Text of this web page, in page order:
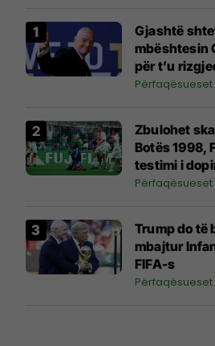
Gjashtë
mbështesin
për t’u
FIFA-s
Përfaqësueset
Zbulohet
Botës 1998,
testimi i
Përfaqësueset
Trump do të
mbajtur
FIFA-s
Përfaqësueset